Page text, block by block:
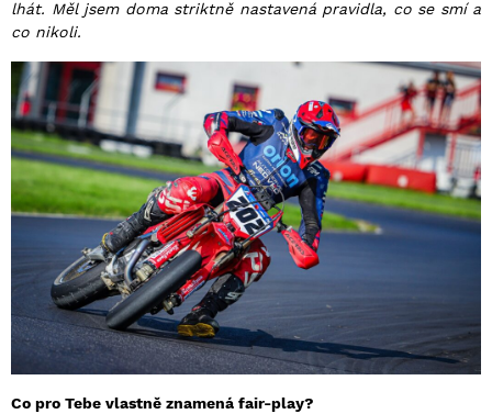
lhát. Měl jsem doma striktně nastavená pravidla, co se smí a
co nikoli.
Co pro Tebe vlastně znamená fair-play?